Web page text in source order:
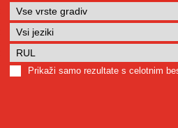
Prikaži samo rezultate s celotnim